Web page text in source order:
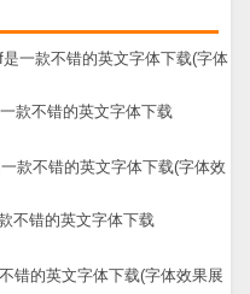
款不错的英文字体下载
不错的英文字体下载